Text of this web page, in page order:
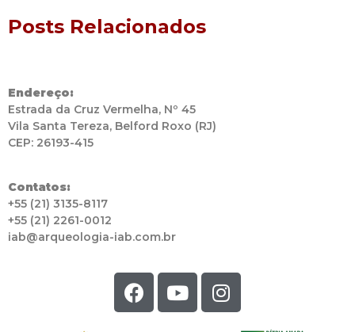
Posts Relacionados
Endereço:
Estrada da Cruz Vermelha, Nº 45
Vila Santa Tereza, Belford Roxo (RJ)
CEP: 26193-415
Contatos:
+55 (21) 3135-8117
+55 (21) 2261-0012
iab@arqueologia-iab.com.br